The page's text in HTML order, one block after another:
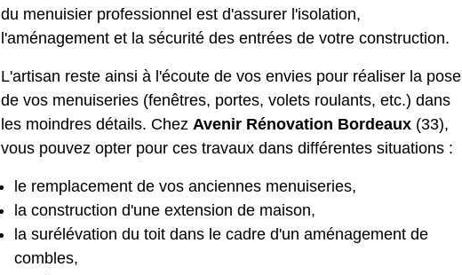
du menuisier professionnel est d'assurer l'isolation,
l'aménagement et la sécurité des entrées de votre construction.
L'artisan reste ainsi à l'écoute de vos envies pour réaliser la pose
de vos menuiseries (fenêtres, portes, volets roulants, etc.) dans
les moindres détails. Chez Avenir Rénovation Bordeaux (33),
vous pouvez opter pour ces travaux dans différentes situations :
le remplacement de vos anciennes menuiseries,
la construction d'une extension de maison,
la surélévation du toit dans le cadre d'un aménagement de
combles,